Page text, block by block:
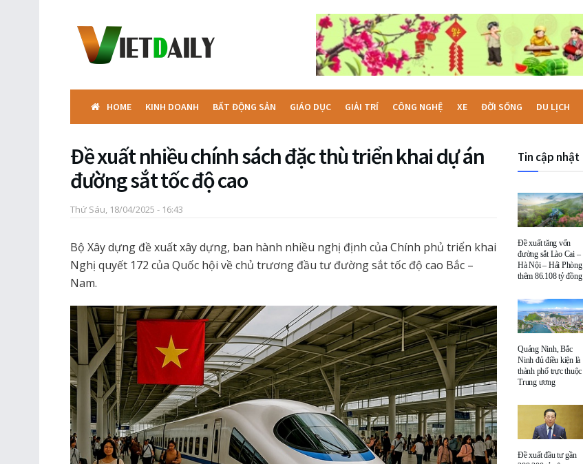
HOME KINH DOANH BẤT ĐỘNG SẢN GIÁO DỤC GIẢI TRÍ CÔNG NGHỆ XE ĐỜI SỐNG DU LỊCH
Đề xuất nhiều chính sách đặc thù triển khai dự án
đường sắt tốc độ cao
Thứ Sáu, 18/04/2025 - 16:43
Bộ Xây dựng đề xuất xây dựng, ban hành nhiều nghị định của Chính phủ triển khai
Nghị quyết 172 của Quốc hội về chủ trương đầu tư đường sắt tốc độ cao Bắc –
Nam.
Tin cập nhật
Đề xuất tăng vốn
đường sắt Lào Cai –
Hà Nội – Hải Phòng
thêm 86.108 tỷ đồng
Quảng Ninh, Bắc
Ninh đủ điều kiện là
thành phố trực thuộc
Trung ương
Đề xuất đầu tư gần